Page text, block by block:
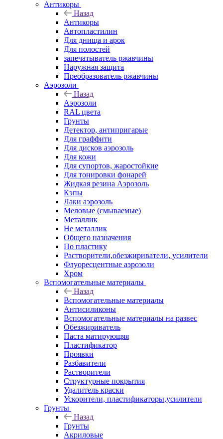
Антикоры
Назад
Антикоры
Автопластилин
Для днища и арок
Для полостей
запечатыватель ржавчины
Наружная защита
Преобразователь ржавчины
Аэрозоли
Назад
Аэрозоли
RAL цвета
Грунты
Детектор, антипригарые
Для граффити
Для дисков аэрозоль
Для кожи
Для супортов, жаростойкие
Для тонировки фонарей
Жидкая резина Аэрозоль
Кэпы
Лаки аэрозоль
Меловые (смываемые)
Металлик
Не металлик
Общего назначения
По пластику
Растворители,обезжириватели, усилители
Флуоресцентные аэрозоли
Хром
Вспомогательные материалы
Назад
Вспомогательные материалы
Антисиликоны
Вспомогательные материалы на развес
Обезжириватель
Паста матирующяя
Пластификатор
Проявки
Разбавители
Растворители
Структурные покрытия
Удалитель краски
Ускорители, пластификаторы,усилители
Грунты
Назад
Грунты
Акриловые